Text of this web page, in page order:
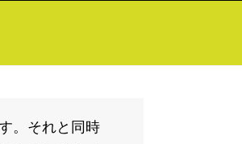
。それと同時